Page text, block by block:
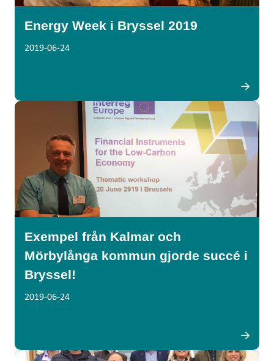
Energy Week i Bryssel 2019
2019-06-24
Exempel från Kalmar och
Mörbylånga kommun gjorde succé i
Bryssel!
2019-06-24